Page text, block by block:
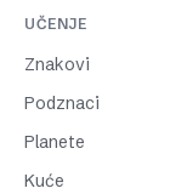
UČENJE
Znakovi
Podznaci
Planete
Kuće